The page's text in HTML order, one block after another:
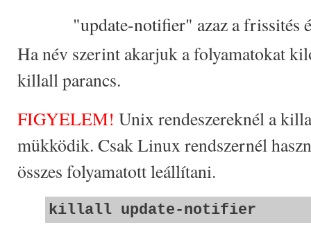
"update-notifier" azaz a frissités
Ha név szerint akarjuk a folyamatokat
killall parancs.
FIGYELEM! Unix rendeszereknél a
mükködik. Csak Linux rendszernél
összes folyamatott leállítani.
killall update-notifier